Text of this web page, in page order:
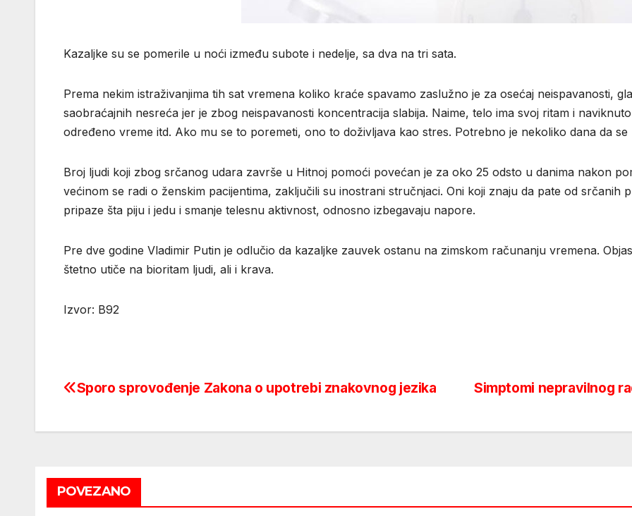
Kazaljke su se pomerile u noći između subote i nedelje, sa dva na tri sata.
Prema nekim istraživanjima tih sat vremena koliko kraće spavamo zaslužno je za osećaj neispavanosti,
saobraćajnih nesreća jer je zbog neispavanosti koncentracija slabija. Naime, telo ima svoj ritam i
određeno vreme itd. Ako mu se to poremeti, ono to doživljava kao stres. Potrebno je nekoliko dana da se
Broj ljudi koji zbog srčanog udara završe u Hitnoj pomoći povećan je za oko 25 odsto u danima nakon
većinom se radi o ženskim pacijentima, zaključili su inostrani stručnjaci. Oni koji znaju da pate od srčanih
pripaze šta piju i jedu i smanje telesnu aktivnost, odnosno izbegavaju napore.
Pre dve godine Vladimir Putin je odlučio da kazaljke zauvek ostanu na zimskom računanju vremena.
štetno utiče na bioritam ljudi, ali i krava.
Izvor: B92
Post
Simptomi nepravilnog
Sporo sprovođenje Zakona o upotrebi znakovnog jezika
POVEZANO